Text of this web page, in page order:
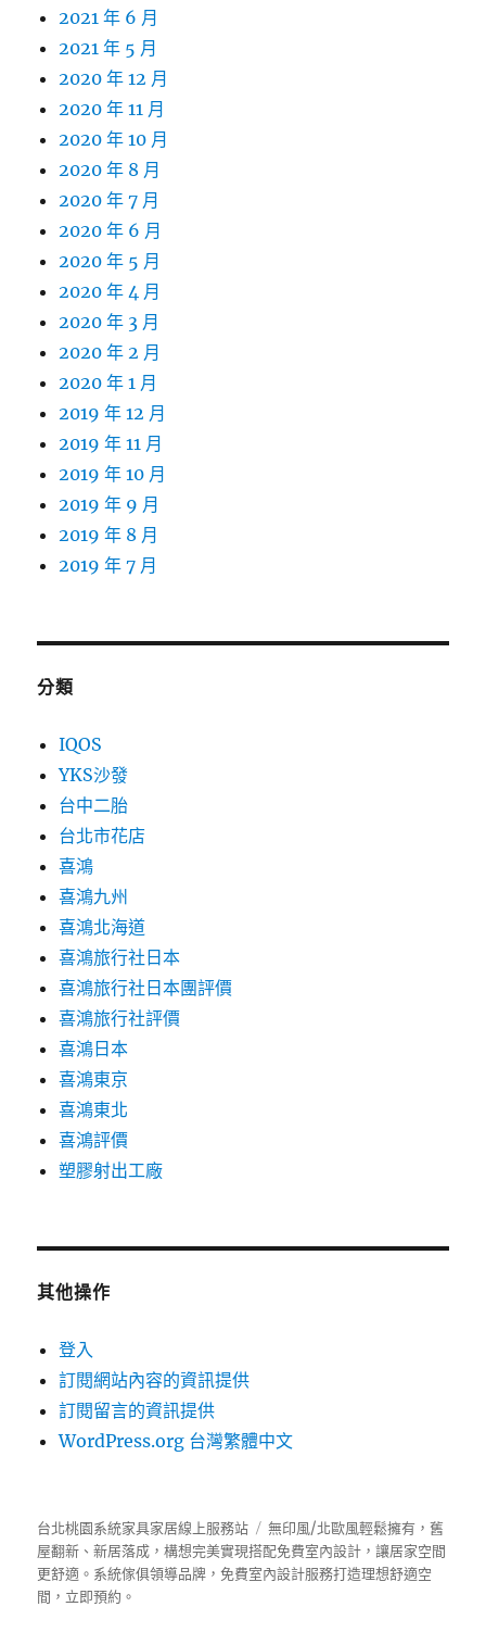
2021 年 6 月
2021 年 5 月
2020 年 12 月
2020 年 11 月
2020 年 10 月
2020 年 8 月
2020 年 7 月
2020 年 6 月
2020 年 5 月
2020 年 4 月
2020 年 3 月
2020 年 2 月
2020 年 1 月
2019 年 12 月
2019 年 11 月
2019 年 10 月
2019 年 9 月
2019 年 8 月
2019 年 7 月
分類
IQOS
YKS沙發
台中二胎
台北市花店
喜鴻
喜鴻九州
喜鴻北海道
喜鴻旅行社日本
喜鴻旅行社日本團評價
喜鴻旅行社評價
喜鴻日本
喜鴻東京
喜鴻東北
喜鴻評價
塑膠射出工廠
其他操作
登入
訂閱網站內容的資訊提供
訂閱留言的資訊提供
WordPress.org 台灣繁體中文
台北桃園系統家具家居線上服務站
無印風/北歐風輕鬆擁有，舊
屋翻新、新居落成，構想完美實現搭配免費室內設計，讓居家空間
更舒適。 系統傢俱領導品牌，免費室內設計服務打造理想舒適空
間，立即預約。